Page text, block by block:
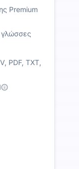
Premium
PDF, TXT,